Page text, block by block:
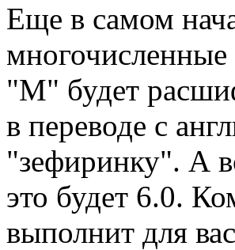
Еще в самом
многочисленные
"М" будет
в переводе с
"зефиринку". А
это будет 6.0.
выполнит для